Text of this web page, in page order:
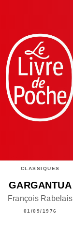
CLASSIQUES
GARGANTUA
François Rabelais
01/09/1976